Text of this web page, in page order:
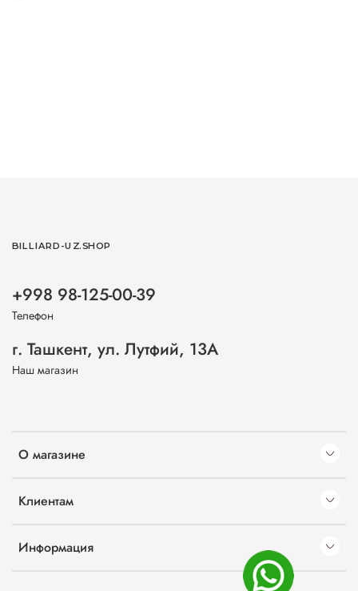
О магазине
Клиентам
Информация
BILLIARD-UZ.SHOP
+998 98-125-00-39
Телефон
г. Ташкент, ул. Лутфий, 13А
Наш магазин